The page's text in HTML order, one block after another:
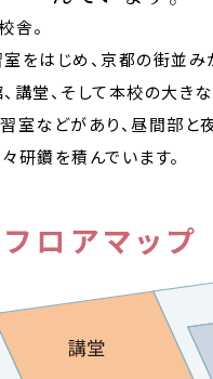
舎。
をはじめ、京都の街並み
講堂、そして本校の大き
室などがあり、昼間部と
研鑽を積んでいます。